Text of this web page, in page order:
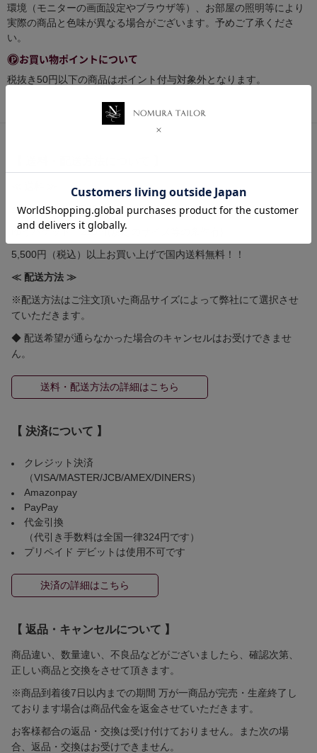
環境（モニターの画面設定やブラウザ等）、お部屋の照明等により
実際の商品と色味が異なる場合がございます。予めご了承くださ
い。
お買い物ポイントについて
税抜き50円以下の商品はポイント付与対象外となります。
全国一律送料 580円
ゆうパケット 250円(規定のサイズ等の条件有)
5,500円（税込）以上お買い上げで国内送料無料！！
≪ 配送方法 ≫
※配送方法はご注文頂いた商品サイズによって弊社にて選択させ
ていただきます。
◆ 配送希望が通らなかった場合のキャンセルはお受けできませ
ん。
送料・配送方法の詳細はこちら
【 決済について 】
クレジット決済
（VISA/MASTER/JCB/AMEX/DINERS）
Amazonpay
PayPay
代金引換
（代引き手数料は全国一律324円です）
プリペイド デビットは使用不可です
決済の詳細はこちら
【 返品・キャンセルについて 】
商品違い、数量違い、不良品などがございましたら、確認次第、
正しい商品と交換をさせて頂きます。
※商品到着後7日以内までの期間 万が一商品が完売・生産終了し
ております場合は商品代金を返金させていただきます。
お客様都合の返品・交換は受け付けておりません。また次の場
合、返品・交換はお受けできません。